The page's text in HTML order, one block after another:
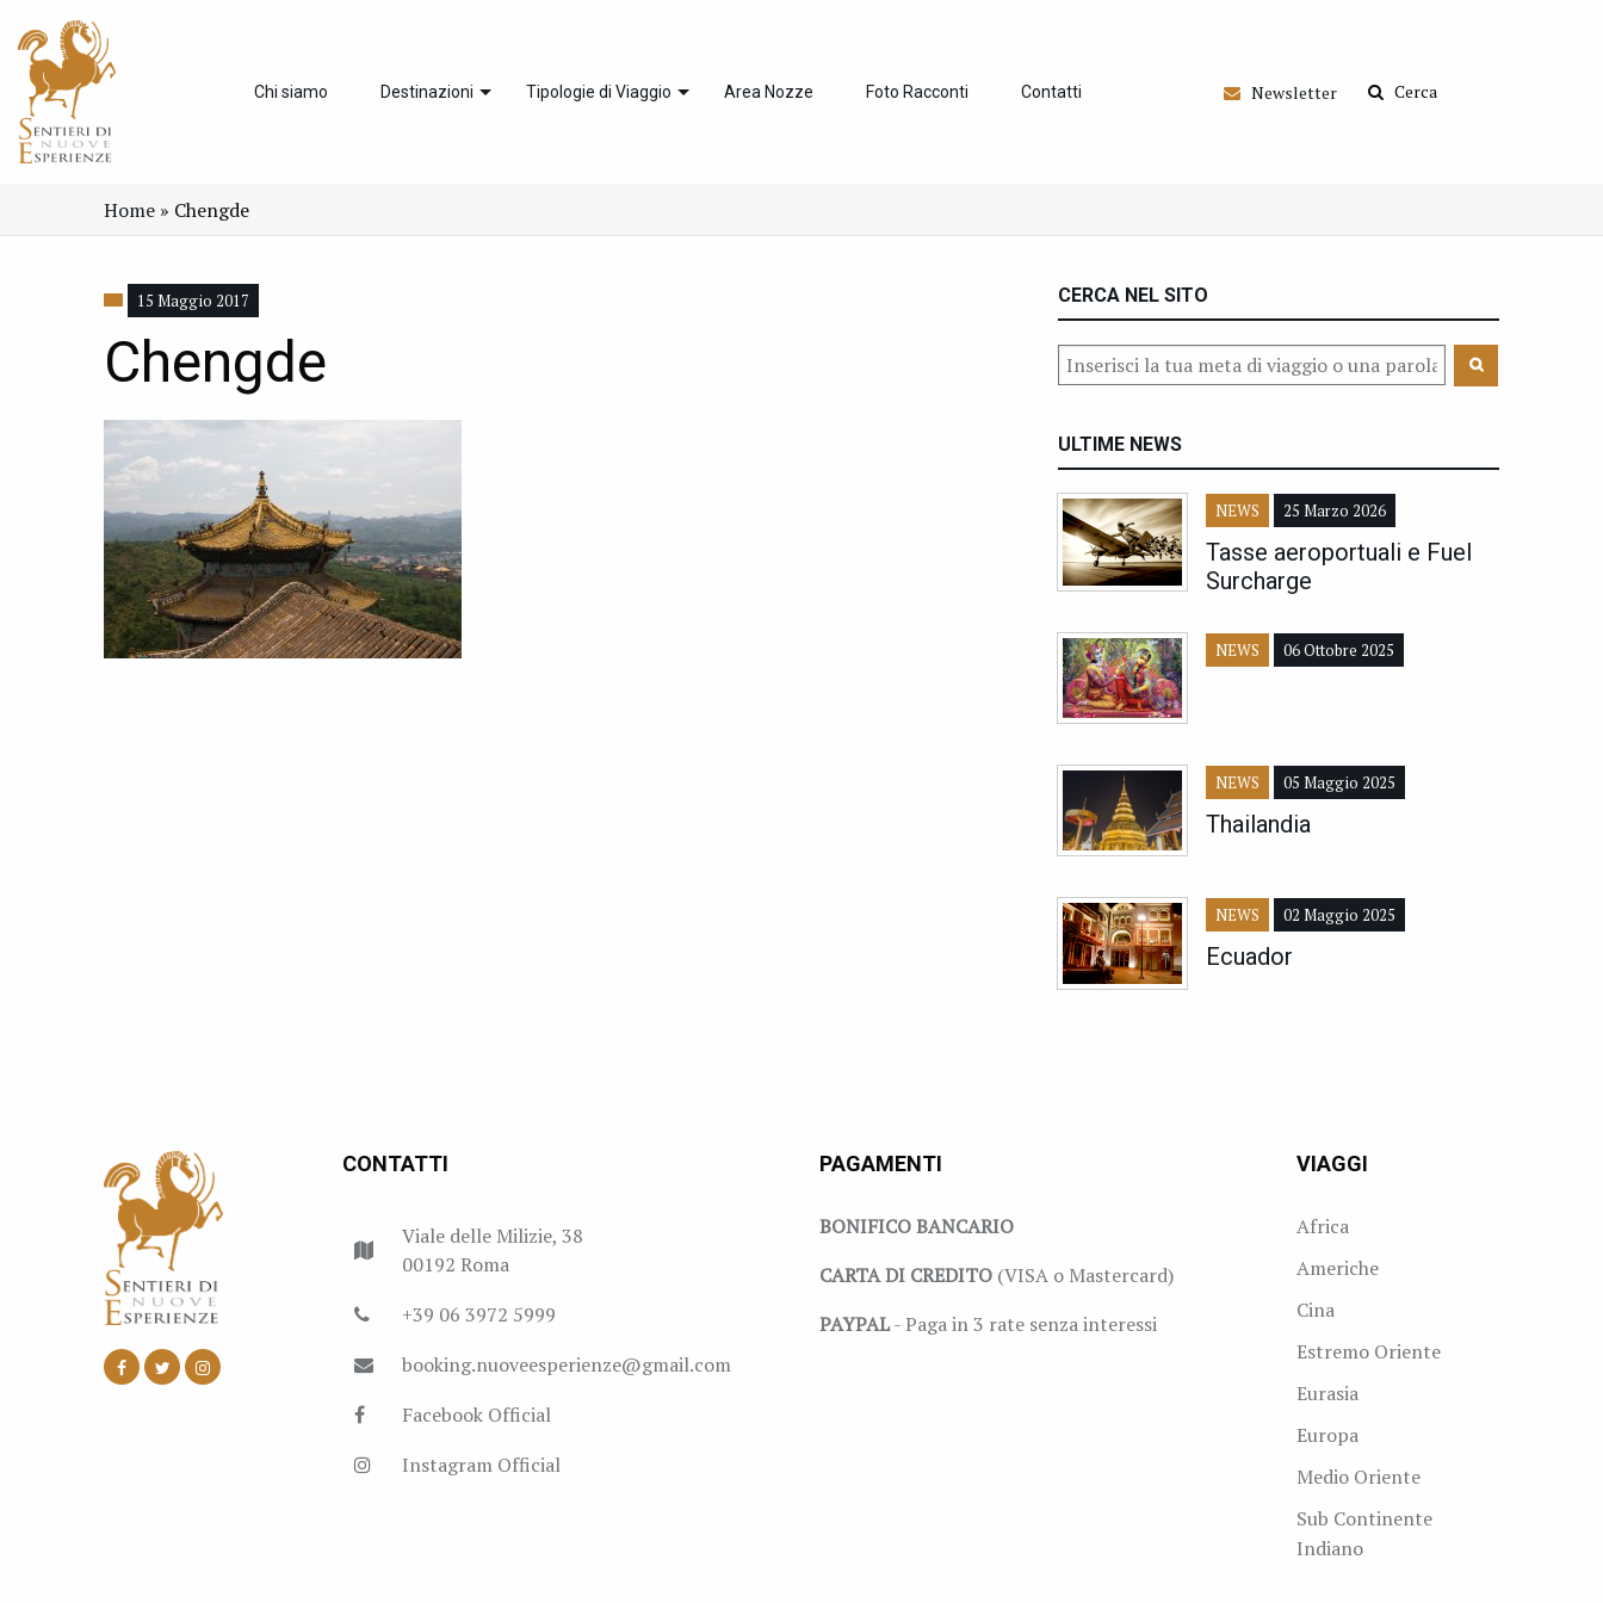
Chi siamo Destinazioni Tipologie di Viaggio Area Nozze Foto Racconti Contatti Newsletter Cerca
Home » Chengde
15 Maggio 2017
Chengde
CERCA NEL SITO
ULTIME NEWS
NEWS 25 Marzo 2026
Tasse aeroportuali e Fuel
Surcharge
NEWS 06 Ottobre 2025
NEWS 05 Maggio 2025
Thailandia
NEWS 02 Maggio 2025
Ecuador
CONTATTI
Viale delle Milizie, 38
00192 Roma
+39 06 3972 5999
booking.nuoveesperienze@gmail.com
Facebook Official
Instagram Official
PAGAMENTI
BONIFICO BANCARIO
CARTA DI CREDITO(VISA o Mastercard)
PAYPAL- Paga in 3 rate senza interessi
VIAGGI
Africa
Americhe
Cina
Estremo Oriente
Eurasia
Europa
Medio Oriente
Sub Continente
Indiano